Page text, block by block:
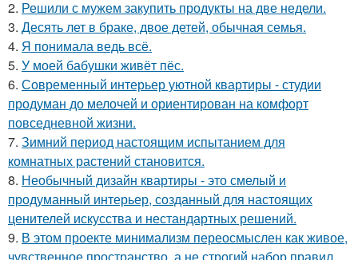
2. Решили с мужем закупить продукты на две недели.
3. Десять лет в браке, двое детей, обычная семья.
4. Я понимала ведь всё.
5. У моей бабушки живёт пёс.
6. Современный интерьер уютной квартиры - студии
продуман до мелочей и ориентирован на комфорт
повседневной жизни.
7. Зимний период настоящим испытанием для
комнатных растений становится.
8. Необычный дизайн квартиры - это смелый и
продуманный интерьер, созданный для настоящих
ценителей искусства и нестандартных решений.
9. В этом проекте минимализм переосмыслен как живое,